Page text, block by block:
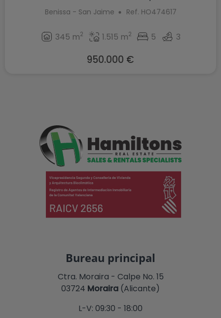
Benissa - San Jaime Ref. HO474617
345 m2 1.515 m2 5 3
950.000 €
Bureau principal
Ctra. Moraira - Calpe No. 15
03724 Moraira (Alicante)
L-V: 09:30 - 18:00